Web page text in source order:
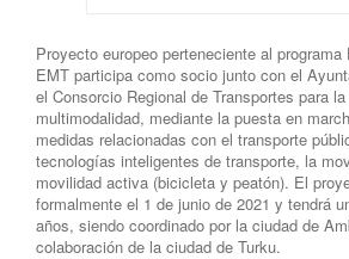
Proyecto europeo perteneciente al programa
EMT participa como socio junto con el
el Consorcio Regional de Transportes para
multimodalidad, mediante la puesta en
medidas relacionadas con el transporte
tecnologías inteligentes de transporte, la
movilidad activa (bicicleta y peatón). El
formalmente el 1 de junio de 2021 y tendrá
años, siendo coordinado por la ciudad de
colaboración de la ciudad de Turku.